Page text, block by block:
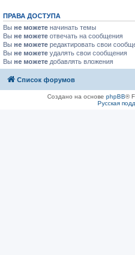
ПРАВА ДОСТУПА
Вы не можете начинать темы
Вы не можете отвечать на сообщения
Вы не можете редактировать свои
Вы не можете удалять свои сообщения
Вы не можете добавлять вложения
Список форумов
Создано на основе phpBB®
Русская